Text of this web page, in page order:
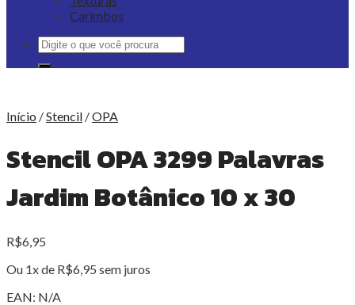
Carimbos
Pesquisar
por:
Início /Stencil /OPA
Stencil OPA 3299 Palavras
Jardim Botânico 10 x 30
R$6,95
Ou 1x de R$6,95 sem juros
EAN: N/A